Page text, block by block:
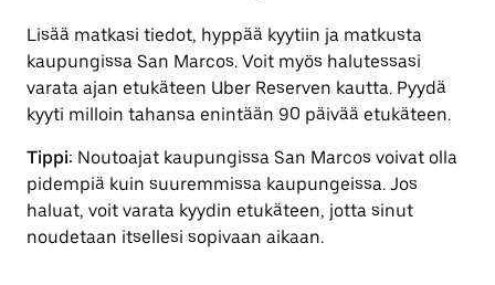
Lisää matkasi tiedot, hyppää kyytiin ja matkusta
kaupungissa San Marcos. Voit myös halutessasi
varata ajan etukäteen Uber Reserven kautta. Pyydä
kyyti milloin tahansa enintään 90 päivää etukäteen.
Tippi: Noutoajat kaupungissa San Marcos voivat olla
pidempiä kuin suuremmissa kaupungeissa. Jos
haluat, voit varata kyydin etukäteen, jotta sinut
noudetaan itsellesi sopivaan aikaan.